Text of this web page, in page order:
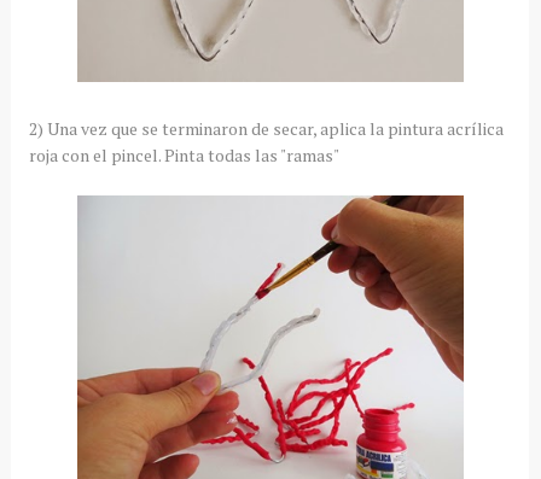
2) Una vez que se terminaron de secar, aplica la pintura acrílica
roja con el pincel. Pinta todas las "ramas"